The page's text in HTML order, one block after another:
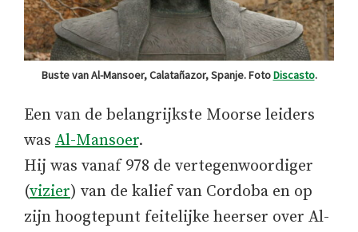
Buste van Al-Mansoer, Calatañazor, Spanje. FotoDiscasto.
Een van de belangrijkste Moorse leiders
was Al-Mansoer.
Hij was vanaf 978 de vertegenwoordiger
(vizier) van de kalief van Cordoba en op
zijn hoogtepunt feitelijke heerser over Al-